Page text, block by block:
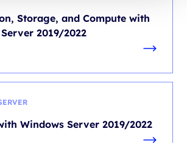
Storage, and Compute with
2019/2022
Windows Server 2019/2022